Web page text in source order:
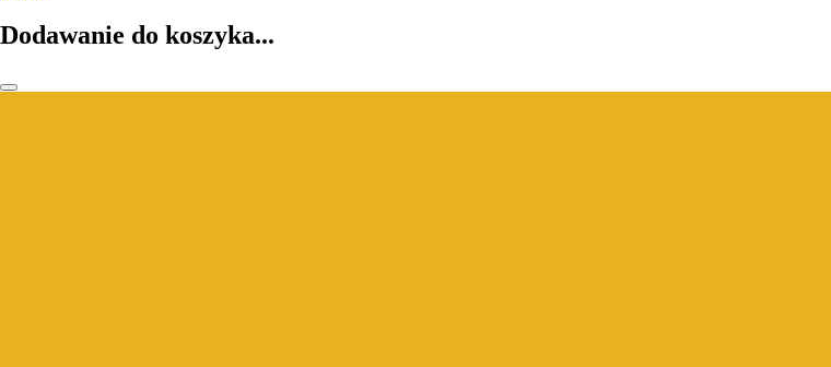
Dodawanie do koszyka...